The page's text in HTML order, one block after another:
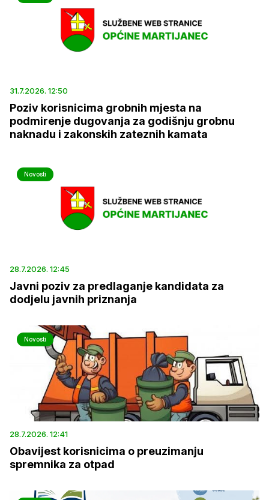
31.7.2026. 12:50
Poziv korisnicima grobnih mjesta na
podmirenje dugovanja za godišnju grobnu
naknadu i zakonskih zateznih kamata
Novosti
28.7.2026. 12:45
Javni poziv za predlaganje kandidata za
dodjelu javnih priznanja
Novosti
28.7.2026. 12:41
Obavijest korisnicima o preuzimanju
spremnika za otpad